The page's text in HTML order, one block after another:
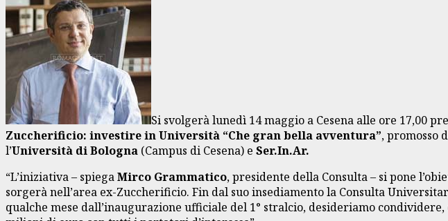
Si svolgerà lunedì 14 maggio a Cesena alle ore 17,00
Zuccherificio: investire in Università “Che gran bella avventura”, promosso
l’Università di Bologna (Campus di Cesena) e Ser.In.Ar.
“L’iniziativa – spiegaMirco Grammatico, presidente della Consulta – si pone
sorgerà nell’area ex-Zuccherificio. Fin dal suo insediamento la Consulta
qualche mese dall’inaugurazione ufficiale del 1° stralcio, desideriamo